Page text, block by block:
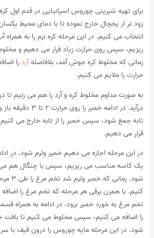
زود تر از یخچال خارج نموده تا با دمای محیط
انتخاب می کنیم. در این مرحله کره نرم را به
ریزیم، سپس روی حرارت زیاد قرار می دهیم و
زمانی که مخلوط کره جوش آمد، بلافاصلهآردرا
حرارت را ملایم می کنیم.
به صورت مداوم مخلوط کره و آرد را هم می زنیم تا
درآید. در ادامه خمیر
تابه جمع شود، سپس خمیر را از تابه خارج می
قرار می دهیم.
در این مرحله اجازه می دهیم خمیر ولرم شود. در
یک کاسه مناسب می ریزیم، سپس با چنگال هم می
شود.
کنیم. با همزن برقی هر مرحله که تخم مرغ را
تخم مرغ به خورد خمیر برود. در ادامه به همراه
را اضافه می کنیم، سپس مخلوط می کنیم تا
شود. در این مرحله مایه چوروس را درون قیف با